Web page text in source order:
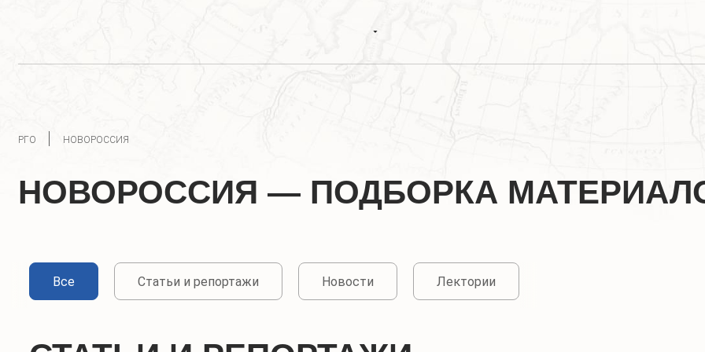
РГО НОВОРОССИЯ
НОВОРОССИЯ — ПОДБОРКА
Все Статьи и репортажи Новости Лектории